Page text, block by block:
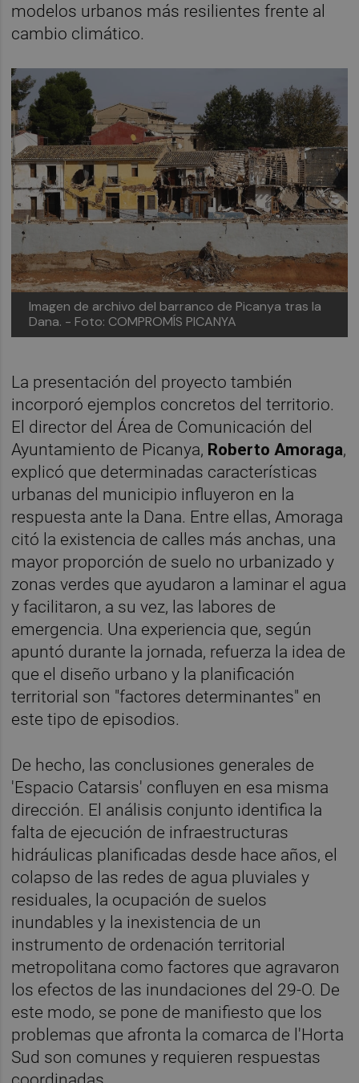
modelos urbanos más resilientes frente al
cambio climático.
Imagen de archivo del barranco de Picanya tras la
Dana. - Foto: COMPROMÍS PICANYA
La presentación del proyecto también
incorporó ejemplos concretos del territorio.
El director del Área de Comunicación del
Ayuntamiento de Picanya, Roberto Amoraga,
explicó que determinadas características
urbanas del municipio influyeron en la
respuesta ante la Dana. Entre ellas, Amoraga
citó la existencia de calles más anchas, una
mayor proporción de suelo no urbanizado y
zonas verdes que ayudaron a laminar el agua
y facilitaron, a su vez, las labores de
emergencia. Una experiencia que, según
apuntó durante la jornada, refuerza la idea de
que el diseño urbano y la planificación
territorial son "factores determinantes" en
este tipo de episodios.
De hecho, las conclusiones generales de
'Espacio Catarsis' confluyen en esa misma
dirección. El análisis conjunto identifica la
falta de ejecución de infraestructuras
hidráulicas planificadas desde hace años, el
colapso de las redes de agua pluviales y
residuales, la ocupación de suelos
inundables y la inexistencia de un
instrumento de ordenación territorial
metropolitana como factores que agravaron
los efectos de las inundaciones del 29-O. De
este modo, se pone de manifiesto que los
problemas que afronta la comarca de l'Horta
Sud son comunes y requieren respuestas